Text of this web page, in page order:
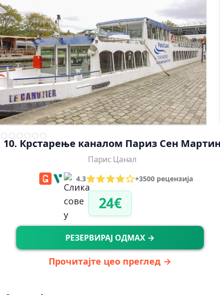
10. Крстарење каналом Париз Сен
Парис Цанал
4.3 +3500 рецензија
24€
РЕЗЕРВИРАЈ ОДМАХ →
Прочитајте цео преглед →